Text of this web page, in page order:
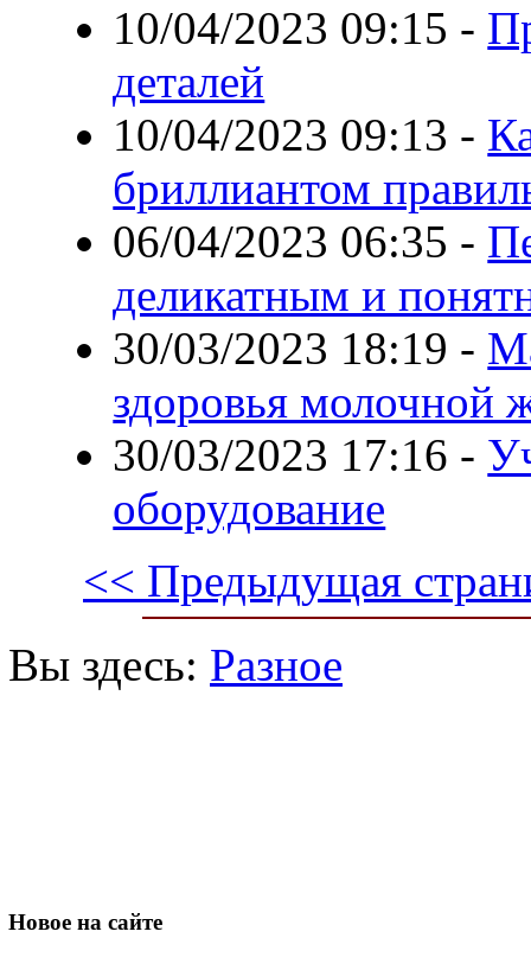
10/04/2023 09:15 -
деталей
10/04/2023 09:13 -
бриллиантом
06/04/2023 06:35 -
деликатным и
30/03/2023 18:19 -
здоровья молочной
30/03/2023 17:16 -
оборудование
<< Предыдущая
Вы здесь: Разное
Новое на сайте